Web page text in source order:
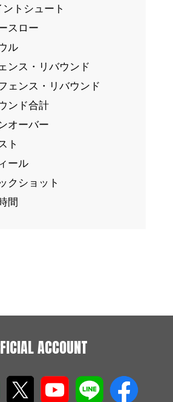
トシュート
スロー
ル
ンス・リバウンド
ェンス・リバウンド
ンド合計
オーバー
ト
ール
クショット
間
ACCOUNT